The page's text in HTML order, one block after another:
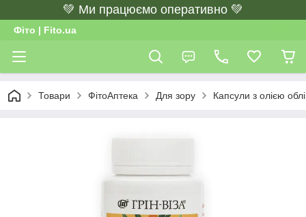
💚 Ми працюємо оперативно 💚
Фіто | Fito.ua
Товари ФітоАптека Для зору Капсули з олією